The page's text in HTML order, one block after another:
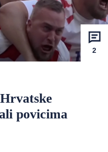
2
povicima